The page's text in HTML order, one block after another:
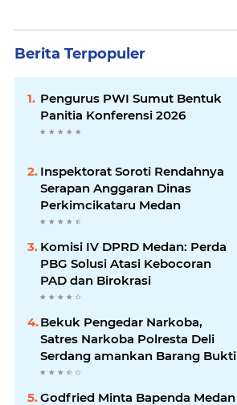
Berita Terpopuler
Pengurus PWI Sumut Bentuk
Panitia Konferensi 2026
Inspektorat Soroti Rendahnya
Serapan Anggaran Dinas
Perkimcikataru Medan
Komisi IV DPRD Medan: Perda
PBG Solusi Atasi Kebocoran
PAD dan Birokrasi
Bekuk Pengedar Narkoba,
Satres Narkoba Polresta Deli
Serdang amankan Barang Bukti
Godfried Minta Bapenda Medan